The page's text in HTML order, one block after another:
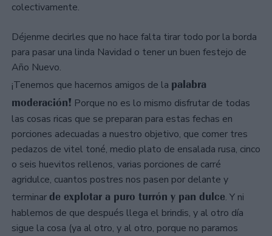
colectivamente.
Déjenme decirles que no hace falta tirar todo por la borda
para pasar una linda Navidad o tener un buen festejo de
Año Nuevo.
¡Tenemos que hacernos amigos de la palabra
moderación! Porque no es lo mismo disfrutar de todas
las cosas ricas que se preparan para estas fechas en
porciones adecuadas a nuestro objetivo, que comer tres
pedazos de vitel toné, medio plato de ensalada rusa, cinco
o seis huevitos rellenos, varias porciones de carré
agridulce, cuantos postres nos pasen por delante y
terminarde explotar a puro turrón y pan dulce. Y ni
hablemos de que después llega el brindis, y al otro día
sigue la cosa (ya al otro, y al otro, porque no paramos